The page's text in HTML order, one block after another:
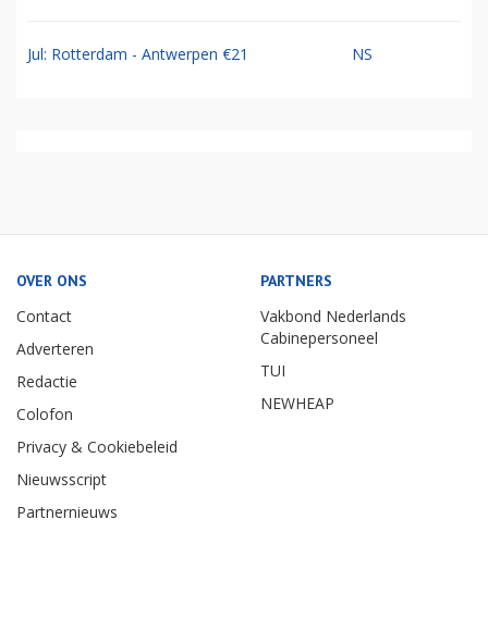
Jul: Rotterdam - Antwerpen €21 NS
OVER ONS
Contact
Adverteren
Redactie
Colofon
Privacy & Cookiebeleid
Nieuwsscript
Partnernieuws
PARTNERS
Vakbond Nederlands
Cabinepersoneel
TUI
NEWHEAP